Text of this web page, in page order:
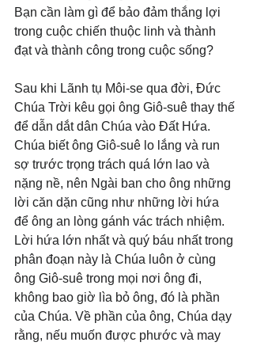
Bạn cần làm gì để bảo đảm thắng lợi
trong cuộc chiến thuộc linh và thành
đạt và thành công trong cuộc sống?
Sau khi Lãnh tụ Môi-se qua đời, Đức
Chúa Trời kêu gọi ông Giô-suê thay thế
để dẫn dắt dân Chúa vào Đất Hứa.
Chúa biết ông Giô-suê lo lắng và run
sợ trước trọng trách quá lớn lao và
nặng nề, nên Ngài ban cho ông những
lời căn dặn cũng như những lời hứa
để ông an lòng gánh vác trách nhiệm.
Lời hứa lớn nhất và quý báu nhất trong
phân đoạn này là Chúa luôn ở cùng
ông Giô-suê trong mọi nơi ông đi,
không bao giờ lìa bỏ ông, đó là phần
của Chúa. Về phần của ông, Chúa dạy
rằng, nếu muốn được phước và may